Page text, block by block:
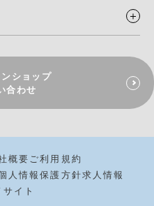
ショップ
合わせ
概要 ご利用規約
人情報保護方針求人情報
イト